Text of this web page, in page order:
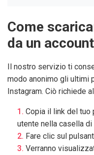
Come
da un
Il nostro servizio ti
modo anonimo gli ultimi
Instagram. Ciò richiede
Copia il link del
utente nella casella di
Fare clic sul
Verranno